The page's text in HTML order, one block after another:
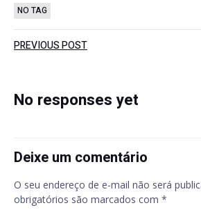
NO TAG
Post
navigation
PREVIOUS POST
No responses yet
Deixe um comentário
O seu endereço de e-mail não será
obrigatórios são marcados com *